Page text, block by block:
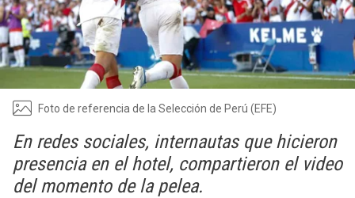
Foto de referencia de la Selección de Perú (EFE)
En redes sociales, internautas que hicieron
presencia en el hotel, compartieron el video
del momento de la pelea.